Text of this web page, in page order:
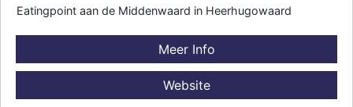
Eatingpoint aan de Middenwaard in Heerhugowaard
Meer Info
Website